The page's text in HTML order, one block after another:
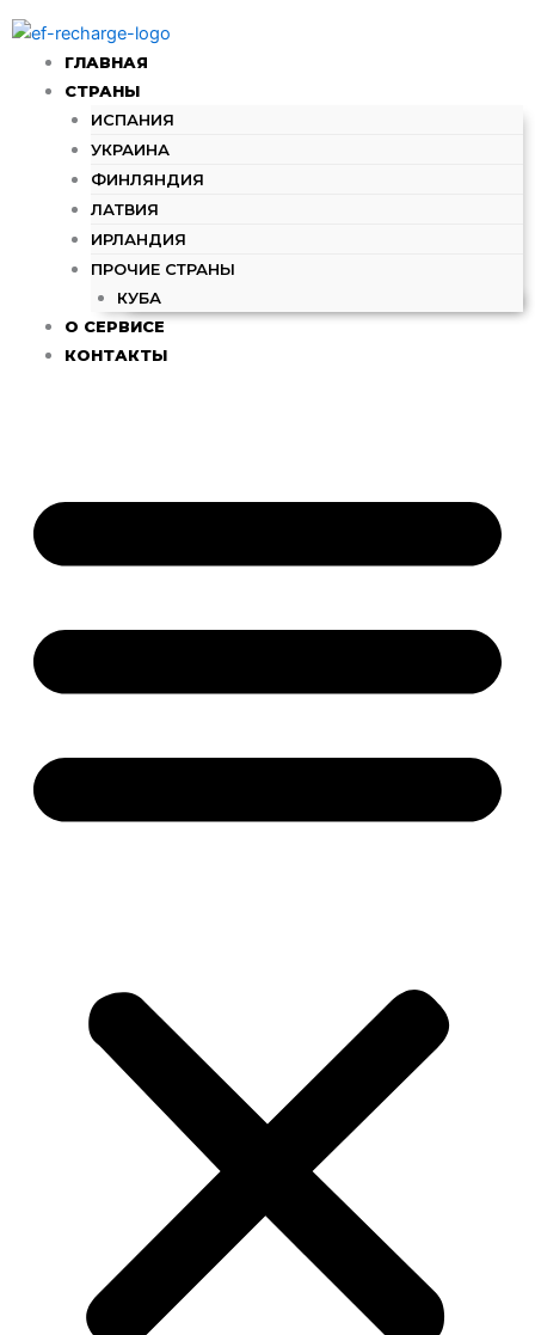
содержимому
ГЛАВНАЯ
СТРАНЫ
ИСПАНИЯ
УКРАИНА
ФИНЛЯНДИЯ
ЛАТВИЯ
ИРЛАНДИЯ
ПРОЧИЕ СТРАНЫ
КУБА
О СЕРВИСЕ
КОНТАКТЫ
товара